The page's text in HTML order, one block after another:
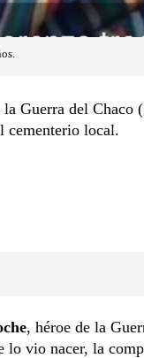
Guerra del Chaco
cementerio local.
, héroe de la
lo vio nacer, la